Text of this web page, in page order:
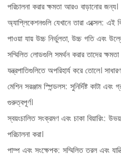
পরিচালনা করার ক্ষমতা আরও বাড়ানোর জন্য।
অ্যাপ্লিকেশনগুলি যেখানে তারা এক্সেল: এই
পাওয়া যায়উচ্চ নির্ভুলতা, উচ্চ গতি এবং
সম্মিলিত লোডগুলি সমর্থন করার তাদের ক্ষমতা
যন্ত্রপাতিগুলিতে অপরিহার্য করে তোলে।
মেশিন সরঞ্জাম স্পিন্ডলস: সুনির্দিষ্ট কাটা
গুরুত্বপূর্ণ।
স্বয়ংচালিত সংক্রমণ এবং চাকা বিয়ারিং: উভয়
পরিচালনা করা।
পাম্প এবং সংক্ষেপক: সম্মিলিত তরল এবং